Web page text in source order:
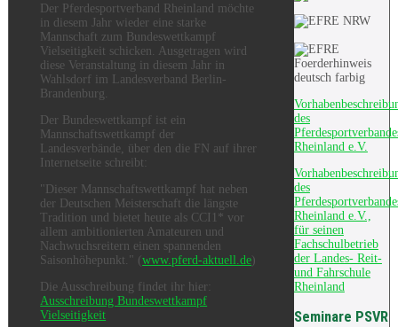
des
Rheinland e.V.
des
Rheinland e.V.,
für seinen
Fachschulbetrieb
der Landes- Reit-
und Fahrschule
Rheinland
Seminare PSVR
Der Pferdesportverband Rheinland möchte
in diesem Jahr wieder eine starke
Mannschaft zum Bundeswettkampf
Vielseitigkeit schicken. Ausgetragen wird
diese Veranstaltung in diesem Jahr in
Wahlsdorf im Landesverband Berlin-
Brandenburg.
Der Bundeswettkampf ist ein
Mannschaftswettkampf der
Landesverbände, über den die FN auf ihrer
Internetseite schreibt:
"Dieser Mannschaftswettkampf hat neben
der Deutschen Meisterschaft die längste
Tradition und bietet heute als CCI1* vor
allem ambitionierten Amateuren und
Nachwuchsreitern einen spannenden
Saisonhöhepunkt." (www.pferd-aktuell.de)
Die Ausschreibung findet ihr hier:
Ausschreibung Bundeswettkampf
Vielseitigkeit